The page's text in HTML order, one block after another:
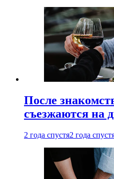
После
съезжаются на
2 года спустя2 года